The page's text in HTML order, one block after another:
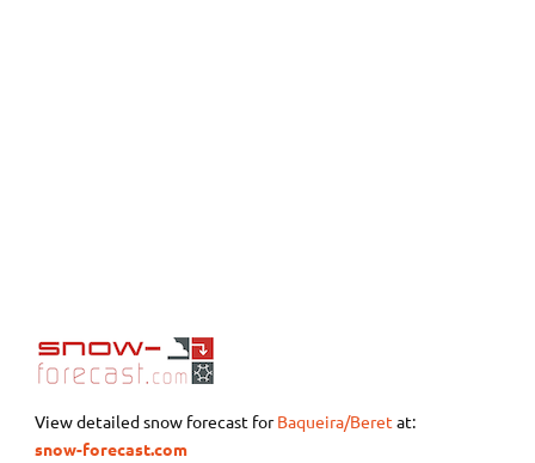
View detailed snow forecast forBaqueira/Beret at:
snow-forecast.com